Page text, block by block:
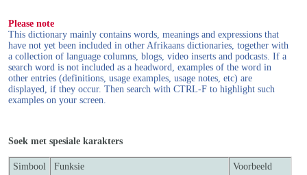
Please note
This dictionary mainly contains words, meanings and expressions that
have not yet been included in other Afrikaans dictionaries, together with
a collection of language columns, blogs, video inserts and podcasts. If a
search word is not included as a headword, examples of the word in
other entries (definitions, usage examples, usage notes, etc) are
displayed, if they occur. Then search with CTRL-F to highlight such
examples on your screen.
Soek met spesiale karakters
Simbool Funksie Voorbeeld